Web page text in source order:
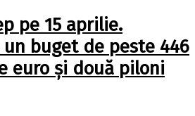
pe 15 aprilie.
un buget de peste 446
euro și două piloni